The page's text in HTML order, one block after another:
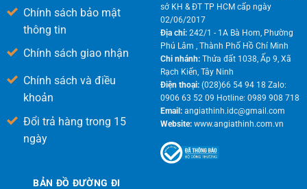
Chính sách bảo mật
thông tin
Chính sách giao nhận
Chính sách và điều
khoản
Đổi trả hàng trong 15
ngày
sở KH & ĐT TP HCM cấp ngày
02/06/2017
Địa chỉ:242/1 - 1A Bà Hom, Phường
Phú Lâm , Thành Phố Hồ Chí Minh
Chi nhánh: Thửa đất 1038, Ấp 9, Xã
Rạch Kiến, Tây Ninh
Điện thoại:(028)66 54 94 18 Zalo:
0906 63 52 09 Hotline: 0989 908 718
Email:angiathinh.idc@gmail.com
Website:www.angiathinh.com.vn
BẢN ĐỒ ĐƯỜNG ĐI